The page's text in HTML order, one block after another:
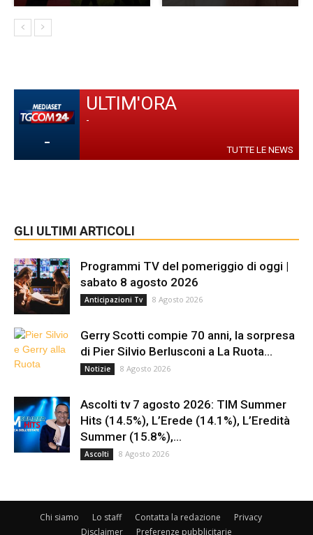
-
ULTIM'ORA
-
TUTTE LE NEWS
GLI ULTIMI ARTICOLI
Programmi TV del pomeriggio di oggi |
sabato 8 agosto 2026
Anticipazioni Tv 8 Agosto 2026
Gerry Scotti compie 70 anni, la sorpresa
di Pier Silvio Berlusconi a La Ruota...
Notizie 8 Agosto 2026
Ascolti tv 7 agosto 2026: TIM Summer
Hits (14.5%), L’Erede (14.1%), L’Eredità
Summer (15.8%),...
Ascolti 8 Agosto 2026
Chi siamo Lo staff Contatta la redazione
Privacy
Disclaimer
Preferenze pubblicitarie